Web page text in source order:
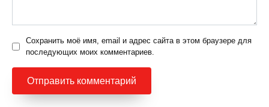
Сохранить моё имя, email и адрес сайта в этом браузере для
последующих моих комментариев.